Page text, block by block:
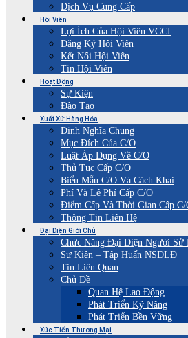
Dịch Vụ Cung Cấp
Hội Viên
Lợi Ích Của Hội Viên VCCI
Đăng Ký Hội Viên
Kết Nối Hội Viên
Tin Hội Viên
Hoạt Động
Sự Kiện
Đào Tạo
Xuất Xứ Hàng Hóa
Định Nghĩa Chung
Mục Đích Của C/O
Luật Áp Dụng Về C/O
Thủ Tục Cấp C/O
Biểu Mẫu C/O Và Cách Khai
Phí Và Lệ Phí Cấp C/O
Điểm Cấp Và Thời Gian Cấp C/
Thông Tin Liên Hệ
Đại Diện Giới Chủ
Chức Năng Đại Diện Người Sử
Sự Kiện – Tập Huấn NSDLĐ
Tin Liên Quan
Chủ Đề
Quan Hệ Lao Động
Phát Triển Kỹ Năng
Phát Triển Bền Vững
Xúc Tiến Thương Mại